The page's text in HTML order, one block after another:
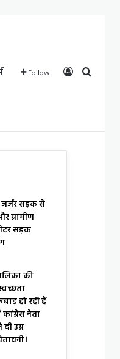
Follow Log In
सड़क से
ग्रामीण
सड़क
की
हो रही हैं
नेता
उग्र